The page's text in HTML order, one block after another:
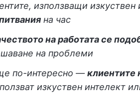
използващи изкуствен
на час
на работата се
на проблеми
по-интересно — клиентите
изкуствен интелект